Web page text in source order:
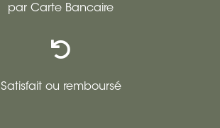
par Carte Bancaire

Satisfait ou remboursé